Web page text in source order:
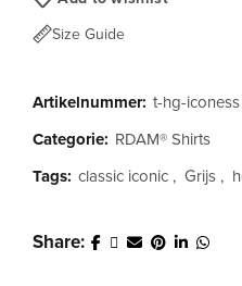
Size Guide
Artikelnummer: t-hg-iconess
Categorie: RDAM® Shirts
Tags: classic iconic , Grijs ,
Share